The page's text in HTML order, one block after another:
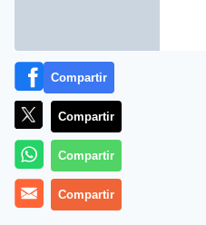
El ex comisario general de
Compartir
Compartir
Compartir
Compartir